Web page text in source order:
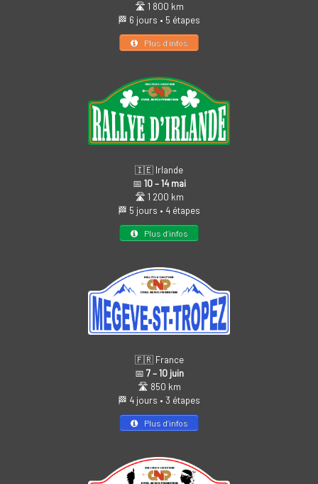
🛣️ 1 800 km
🏁 6 jours • 5 étapes
Plus d’infos
🇮🇪 Irlande
📅 10 – 14 mai
🛣️ 1 200 km
🏁 5 jours • 4 étapes
Plus d’infos
🇫🇷 France
📅 7 – 10 juin
🛣️ 850 km
🏁 4 jours • 3 étapes
Plus d’infos